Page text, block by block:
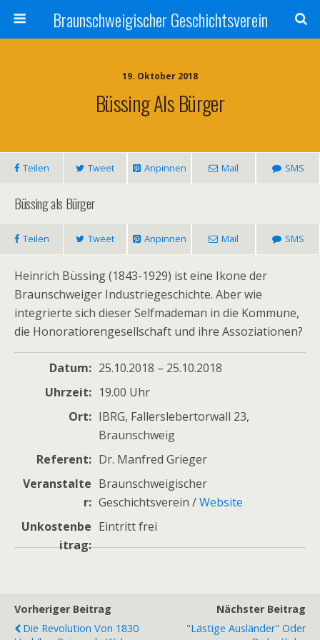
Braunschweigischer Geschichtsverein
19. Oktober 2018
Büssing Als Bürger
Teilen Tweet Anpinnen Mail SMS
Büssing als Bürger
Teilen Tweet Anpinnen Mail SMS
Heinrich Büssing (1843-1929) ist eine Ikone der
Braunschweiger Industriegeschichte. Aber wie
integrierte sich dieser Selfmademan in die Kommune,
die Honoratiorengesellschaft und ihre Assoziationen?
Datum
25.10.2018 – 25.10.2018
Uhrzeit
19.00 Uhr
Ort
IBRG, Fallerslebertorwall 23,
Braunschweig
Referent
Dr. Manfred Grieger
Veranstalte
r
Braunschweigischer
Geschichtsverein /Website
Unkostenbe
itrag
Eintritt frei
Vorheriger Beitrag
Die Revolution Von 1830
Nächster Beitrag
"Lästige Ausländer" Oder